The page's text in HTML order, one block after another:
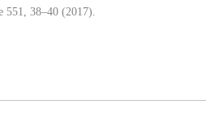
551, 38–40 (2017).